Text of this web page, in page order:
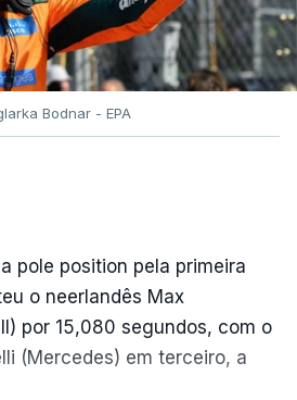
Bodnar - EPA
pole position pela primeira
o neerlandês Max
por 15,080 segundos, com o
(Mercedes) em terceiro, a